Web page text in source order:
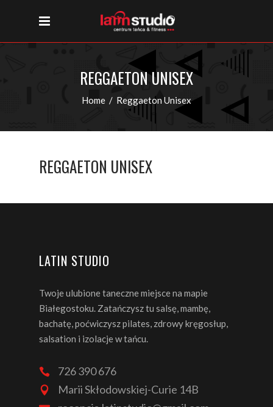
REGGAETON UNISEX
Home / Reggaeton Unisex
REGGAETON UNISEX
LATIN STUDIO
Twoje ulubione taneczne miejsce na mapie
Białegostoku. Zatańczysz tu salsę, mambę,
bachatę, poćwiczysz pilates, zdrowy kręgosłup,
salsation i izolacje w tańcu.
726 390 676
Marii Skłodowskiej-Curie 14B